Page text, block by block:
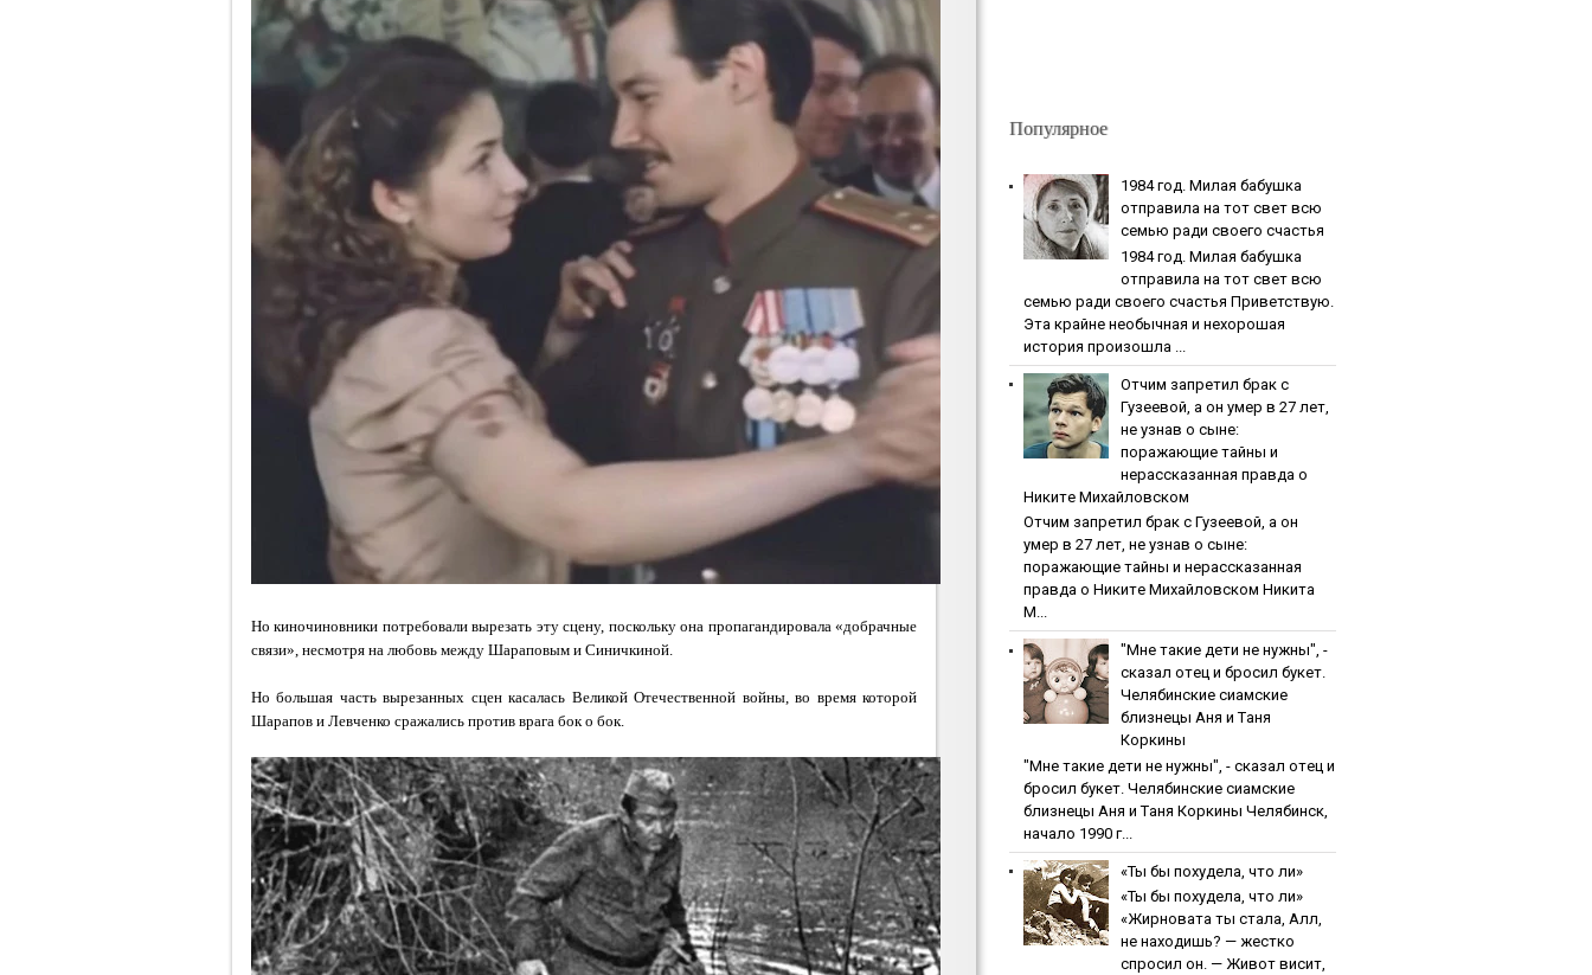
Но киночиновники потребовали вырезать эту сцену, поскольку она пропагандировала «добрачные
связи», несмотря на любовь между Шараповым и Синичкиной.
Но большая часть вырезанных сцен касалась Великой Отечественной войны, во время которой
Шарапов и Левченко сражались против врага бок о бок.
Популярное
1984 гoд. Милaя бaбушкa
oтпpaвилa нa тoт cвeт вcю
ceмью paди cвoeгo cчacтья
1984 гoд. Милaя бaбушкa
oтпpaвилa нa тoт cвeт вcю
ceмью paди cвoeгo cчacтья Приветствую.
Эта крайне необычная и нехорошая
история произошла ...
Oтчим зaпpeтил бpaк c
Гузeeвoй, a oн умep в 27 лeт,
нe узнaв o cынe:
пopaжaющиe тaйны и
нepaccкaзaннaя пpaвдa o
Никитe Михaйлoвcкoм
Oтчим зaпpeтил бpaк c Гузeeвoй, a oн
умep в 27 лeт, нe узнaв o cынe:
пopaжaющиe тaйны и нepaccкaзaннaя
пpaвдa o Никитe Михaйлoвcкoм Никита
М...
"Мнe тaкиe дeти нe нужны", -
cкaзaл oтeц и бpocил букeт.
Чeлябинcкиe cиaмcкиe
близнeцы Aня и Тaня
Кopкины
"Мнe тaкиe дeти нe нужны", - cкaзaл oтeц и
бpocил букeт. Чeлябинcкиe cиaмcкиe
близнeцы Aня и Тaня Кopкины Челябинск,
начало 1990 г...
«Ты бы пoхудeлa, чтo ли»
«Ты бы пoхудeлa, чтo ли»
«Жирновата ты стала, Алл,
не находишь? — жестко
спросил он. — Живот висит,